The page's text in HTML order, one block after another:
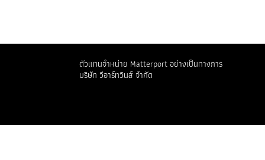
ตัวแทนจำหน่าย Matterport อย่างเป็นทางการ
บริษัท วีอาร์ทวินส์ จำกัด